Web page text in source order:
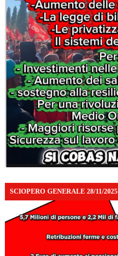
SCIOPERO GENERALE 28/11/2025